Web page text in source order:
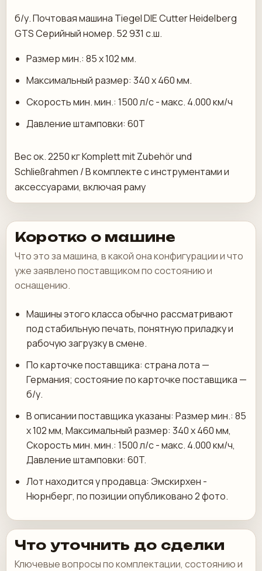
б/у. Почтовая машина Tiegel DIE Cutter Heidelberg
GTS Серийный номер. 52 931 с.ш.
Размер мин.: 85 x 102 мм.
Максимальный размер: 340 x 460 мм.
Скорость мин. мин.: 1500 л/с - макс. 4.000 км/ч
Давление штамповки: 60T
Вес ок. 2250 кг Komplett mit Zubehör und
Schließrahmen / В комплекте с инструментами и
аксессуарами, включая раму
Коротко о машине
Что это за машина, в какой она конфигурации и что
уже заявлено поставщиком по состоянию и
оснащению.
Машины этого класса обычно рассматривают
под стабильную печать, понятную приладку и
рабочую загрузку в смене.
По карточке поставщика: страна лота —
Германия; состояние по карточке поставщика —
б/у.
В описании поставщика указаны: Размер мин.: 85
x 102 мм, Максимальный размер: 340 x 460 мм,
Скорость мин. мин.: 1500 л/с - макс. 4.000 км/ч,
Давление штамповки: 60T.
Лот находится у продавца: Эмскирхен -
Нюрнберг, по позиции опубликовано 2 фото.
Что уточнить до сделки
Ключевые вопросы по комплектации, состоянию и